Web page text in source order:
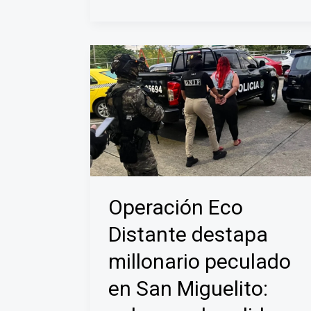
de
San
Miguelito
este
jueves
30
de
julio
Operación Eco
Distante destapa
millonario peculado
en San Miguelito: